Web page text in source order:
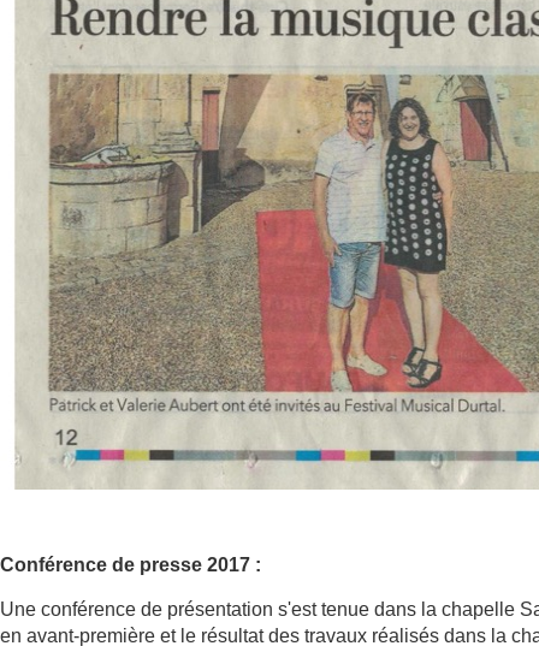
Conférence de presse 2017 :
Une conférence de présentation s'est tenue dans la chapelle
en avant-première et le résultat des travaux réalisés dans la